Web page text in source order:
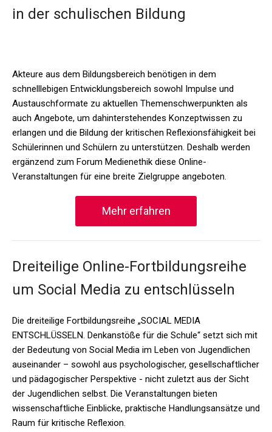
in der schulischen Bildung
Akteure aus dem Bildungsbereich benötigen in dem
schnelllebigen Entwicklungsbereich sowohl Impulse und
Austauschformate zu aktuellen Themenschwerpunkten als
auch Angebote, um dahinterstehendes Konzeptwissen zu
erlangen und die Bildung der kritischen Reflexionsfähigkeit bei
Schülerinnen und Schülern zu unterstützen. Deshalb werden
ergänzend zum Forum Medienethik diese Online-
Veranstaltungen für eine breite Zielgruppe angeboten.
Mehr erfahren
Dreiteilige Online-Fortbildungsreihe
um Social Media zu entschlüsseln
Die dreiteilige Fortbildungsreihe „SOCIAL MEDIA
ENTSCHLÜSSELN. Denkanstöße für die Schule“ setzt sich mit
der Bedeutung von Social Media im Leben von Jugendlichen
auseinander – sowohl aus psychologischer, gesellschaftlicher
und pädagogischer Perspektive - nicht zuletzt aus der Sicht
der Jugendlichen selbst. Die Veranstaltungen bieten
wissenschaftliche Einblicke, praktische Handlungsansätze und
Raum für kritische Reflexion.